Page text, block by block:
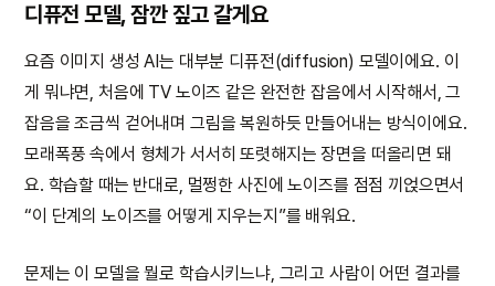
디퓨전 모델, 잠깐 짚고 갈게요
요즘 이미지 생성 AI는 대부분 디퓨전(diffusion) 모델이에요. 이
게 뭐냐면, 처음에 TV 노이즈 같은 완전한 잡음에서 시작해서, 그
잡음을 조금씩 걷어내며 그림을 복원하듯 만들어내는 방식이에요.
모래폭풍 속에서 형체가 서서히 또렷해지는 장면을 떠올리면 돼
요. 학습할 때는 반대로, 멀쩡한 사진에 노이즈를 점점 끼얹으면서
“이 단계의 노이즈를 어떻게 지우는지”를 배워요.
문제는 이 모델을 뭘로 학습시키느냐, 그리고 사람이 어떤 결과를